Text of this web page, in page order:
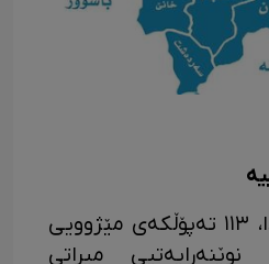
لە ناوچەی پیرانشاردا، ١١٣ تەپۆڵکەی مێژوویی
نوێنەرایەتیی میراتی